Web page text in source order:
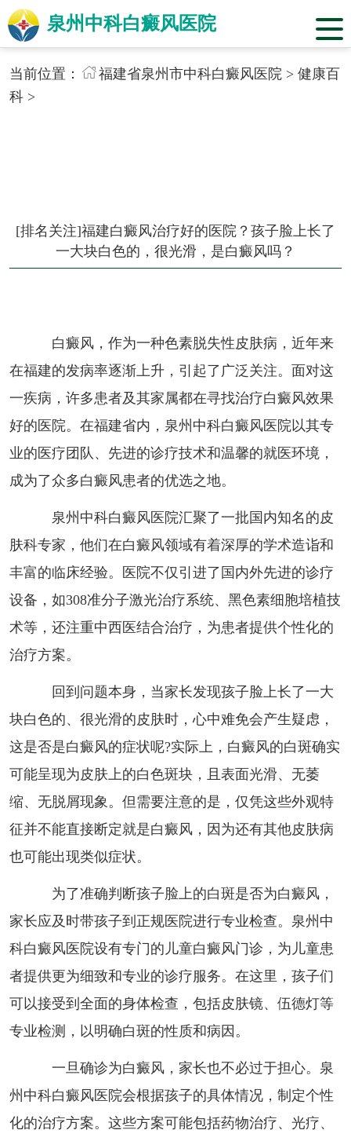
泉州中科白癜风医院
当前位置： 福建省泉州市中科白癜风医院> 健康百
科>
[排名关注]福建白癜风治疗好的医院？孩子脸上长了
一大块白色的，很光滑，是白癜风吗？
白癜风，作为一种色素脱失性皮肤病，近年来
在福建的发病率逐渐上升，引起了广泛关注。面对这
一疾病，许多患者及其家属都在寻找治疗白癜风效果
好的医院。在福建省内，泉州中科白癜风医院以其专
业的医疗团队、先进的诊疗技术和温馨的就医环境，
成为了众多白癜风患者的优选之地。
泉州中科白癜风医院汇聚了一批国内知名的皮
肤科专家，他们在白癜风领域有着深厚的学术造诣和
丰富的临床经验。医院不仅引进了国内外先进的诊疗
设备，如308准分子激光治疗系统、黑色素细胞培植技
术等，还注重中西医结合治疗，为患者提供个性化的
治疗方案。
回到问题本身，当家长发现孩子脸上长了一大
块白色的、很光滑的皮肤时，心中难免会产生疑虑，
这是否是白癜风的症状呢?实际上，白癜风的白斑确实
可能呈现为皮肤上的白色斑块，且表面光滑、无萎
缩、无脱屑现象。但需要注意的是，仅凭这些外观特
征并不能直接断定就是白癜风，因为还有其他皮肤病
也可能出现类似症状。
为了准确判断孩子脸上的白斑是否为白癜风，
家长应及时带孩子到正规医院进行专业检查。泉州中
科白癜风医院设有专门的儿童白癜风门诊，为儿童患
者提供更为细致和专业的诊疗服务。在这里，孩子们
可以接受到全面的身体检查，包括皮肤镜、伍德灯等
专业检测，以明确白斑的性质和病因。
一旦确诊为白癜风，家长也不必过于担心。泉
州中科白癜风医院会根据孩子的具体情况，制定个性
化的治疗方案。这些方案可能包括药物治疗、光疗、